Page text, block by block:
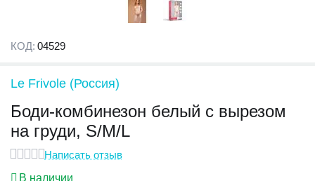
КОД: 04529
Le Frivole (Россия)
Боди-комбинезон белый с вырезом
на груди, S/M/L
Написать отзыв
В наличии